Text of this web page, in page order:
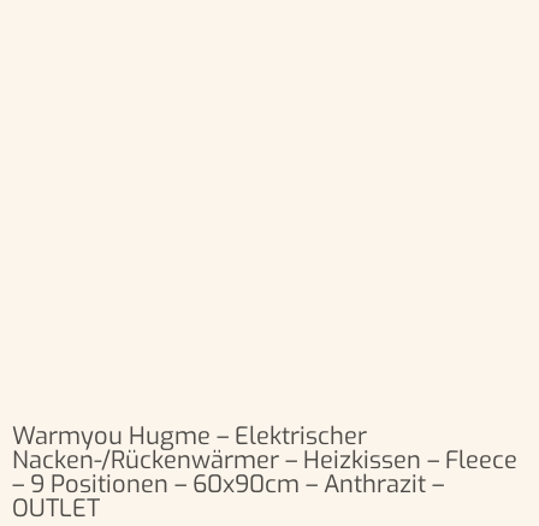
Warmyou Hugme – Elektrischer
Nacken-/Rückenwärmer – Heizkissen – Fleece
– 9 Positionen – 60x90cm – Anthrazit –
OUTLET